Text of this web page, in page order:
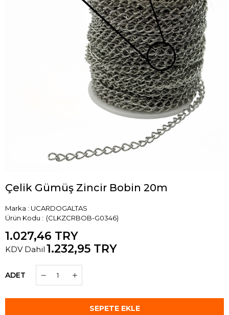
Çelik Gümüş Zincir Bobin 20m
Marka : UCARDOGALTAS
(CLKZCRBOB-G0346)
1.027,46 TRY
KDV Dahil 1.232,95 TRY
ADET